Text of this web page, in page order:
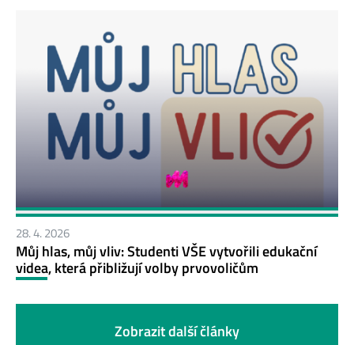
28. 4. 2026
Můj hlas, můj vliv: Studenti VŠE vytvořili edukační
videa, která přibližují volby prvovoličům
Zobrazit další články